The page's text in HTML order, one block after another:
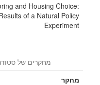
and Housing Choice:
of a Natural Policy
Experiment
מחקרים של
מחקר